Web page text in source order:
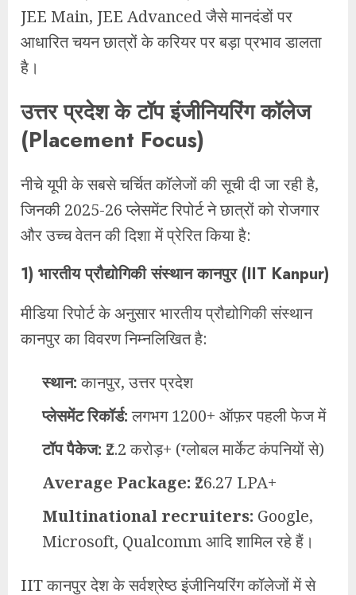
JEE Main, JEE Advanced जैसे मानदंडों पर
आधारित चयन छात्रों के करियर पर बड़ा प्रभाव डालता
है।
उत्तर प्रदेश के टॉप इंजीनियरिंग कॉलेज
(Placement Focus)
नीचे यूपी के सबसे चर्चित कॉलेजों की सूची दी जा रही है,
जिनकी 2025-26 प्लेसमेंट रिपोर्ट ने छात्रों को रोजगार
और उच्च वेतन की दिशा में प्रेरित किया है:
1) भारतीय प्रौद्योगिकी संस्थान कानपुर (IIT Kanpur)
मीडिया रिपोर्ट के अनुसार भारतीय प्रौद्योगिकी संस्थान
कानपुर का विवरण निम्नलिखित है:
स्थान:कानपुर, उत्तर प्रदेश
प्लेसमेंट रिकॉर्ड:लगभग 1200+ ऑफ़र पहली फेज में
टॉप पैकेज: ₹2.2 करोड़+ (ग्‍लोबल मार्केट कंपनियों से)
Average Package: ₹26.27 LPA+
Multinational recruiters: Google,
Microsoft, Qualcomm आदि शामिल रहे हैं।
IIT कानपुर देश के सर्वश्रेष्ठ इंजीनियरिंग कॉलेजों में से